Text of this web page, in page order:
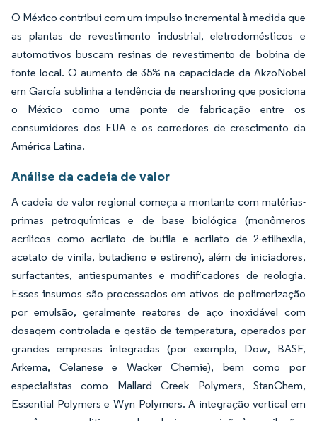
O México contribui com um impulso incremental à medida que
as plantas de revestimento industrial, eletrodomésticos e
automotivos buscam resinas de revestimento de bobina de
fonte local. O aumento de 35% na capacidade da AkzoNobel
em García sublinha a tendência de nearshoring que posiciona
o México como uma ponte de fabricação entre os
consumidores dos EUA e os corredores de crescimento da
América Latina.
Análise da cadeia de valor
A cadeia de valor regional começa a montante com matérias-
primas petroquímicas e de base biológica (monômeros
acrílicos como acrilato de butila e acrilato de 2-etilhexila,
acetato de vinila, butadieno e estireno), além de iniciadores,
surfactantes, antiespumantes e modificadores de reologia.
Esses insumos são processados em ativos de polimerização
por emulsão, geralmente reatores de aço inoxidável com
dosagem controlada e gestão de temperatura, operados por
grandes empresas integradas (por exemplo, Dow, BASF,
Arkema, Celanese e Wacker Chemie), bem como por
especialistas como Mallard Creek Polymers, StanChem,
Essential Polymers e Wyn Polymers. A integração vertical em